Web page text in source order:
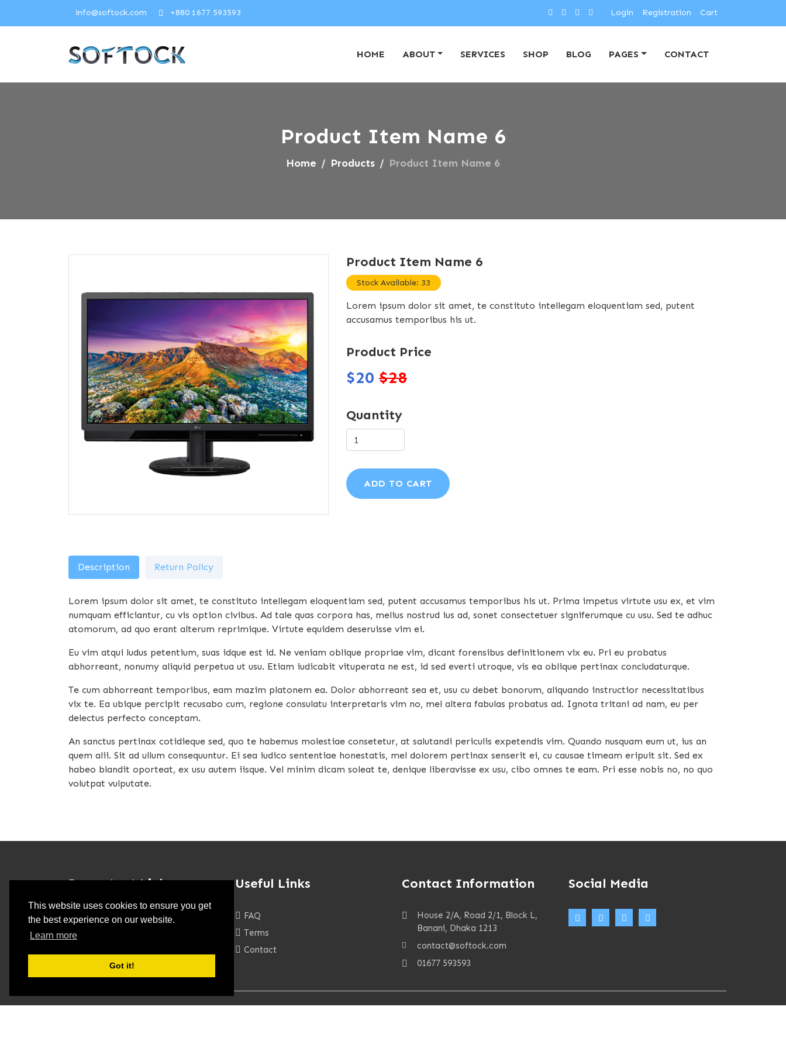
This website uses cookies to ensure you get
the best experience on our website.
Learn more
Got it!
info@softock.com +880 1677 593593 Login Registration Cart
HOME ABOUT SERVICES SHOP BLOG PAGES CONTACT
Product Item Name 6
Home Products Product Item Name 6
Product Item Name 6
Stock Available: 33
Lorem ipsum dolor sit amet, te constituto intellegam eloquentiam sed, putent
accusamus temporibus his ut.
Product Price
$20 $28
Quantity
ADD TO CART
Description Return Policy
Lorem ipsum dolor sit amet, te constituto intellegam eloquentiam sed, putent accusamus temporibus his ut. Prima impetus virtute usu ex, et vim
numquam efficiantur, cu vis option civibus. Ad tale quas corpora has, melius nostrud ius ad, sonet consectetuer signiferumque cu usu. Sed te adhuc
atomorum, ad quo erant alterum reprimique. Virtute equidem deseruisse vim ei.
Eu vim atqui ludus petentium, suas idque est id. Ne veniam oblique propriae vim, dicant forensibus definitionem vix eu. Pri eu probatus
abhorreant, nonumy aliquid perpetua ut usu. Etiam iudicabit vituperata ne est, id sed everti utroque, vis ea oblique pertinax concludaturque.
Te cum abhorreant temporibus, eam mazim platonem ea. Dolor abhorreant sea et, usu cu debet bonorum, aliquando instructior necessitatibus
vix te. Ea ubique percipit recusabo cum, regione consulatu interpretaris vim no, mel altera fabulas probatus ad. Ignota tritani ad nam, eu per
delectus perfecto conceptam.
An sanctus pertinax cotidieque sed, quo te habemus molestiae consetetur, at salutandi periculis expetendis vim. Quando nusquam eum ut, ius an
quem alii. Sit ad ullum consequuntur. Ei sea iudico sententiae honestatis, mel dolorem pertinax senserit ei, cu causae timeam eripuit sit. Sed ex
habeo blandit oporteat, ex usu autem iisque. Vel minim dicam soleat te, denique liberavisse ex usu, cibo omnes te eam. Pri esse nobis no, no quo
volutpat vulputate.
Important Links
About Us
Useful Links
FAQ
Terms
Contact
Contact Information
House 2/A, Road 2/1, Block L,
Banani, Dhaka 1213
contact@softock.com
01677 593593
Social Media